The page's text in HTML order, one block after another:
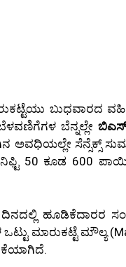
ಬುಧವಾರದ
ಬೆನ್ನಲ್ಲೇ
ಸೆನ್ಸೆಕ್ಸ್
ನಿಫ್ಟಿ 50 ಕೂಡ 600
ಹೂಡಿಕೆದಾರರ
ಮಾರುಕಟ್ಟೆ ಮೌಲ್ಯ